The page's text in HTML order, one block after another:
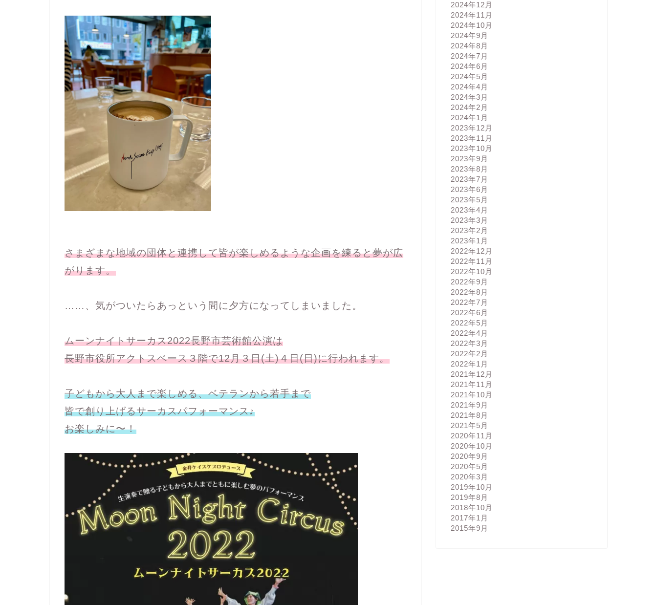
さまざまな地域の団体と連携して皆が楽しめるような企画を練ると夢が広
がります。
……、気がついたらあっという間に夕方になってしまいました。
ムーンナイトサーカス2022長野市芸術館公演は
長野市役所アクトスペース３階で12月３日(土)４日(日)に行われます。
子どもから大人まで楽しめる、ベテランから若手まで
皆で創り上げるサーカスパフォーマンス♪
お楽しみに〜！
2024年12月
2024年11月
2024年10月
2024年9月
2024年8月
2024年7月
2024年6月
2024年5月
2024年4月
2024年3月
2024年2月
2024年1月
2023年12月
2023年11月
2023年10月
2023年9月
2023年8月
2023年7月
2023年6月
2023年5月
2023年4月
2023年3月
2023年2月
2023年1月
2022年12月
2022年11月
2022年10月
2022年9月
2022年8月
2022年7月
2022年6月
2022年5月
2022年4月
2022年3月
2022年2月
2022年1月
2021年12月
2021年11月
2021年10月
2021年9月
2021年8月
2021年5月
2020年11月
2020年10月
2020年9月
2020年5月
2020年3月
2019年10月
2019年8月
2018年10月
2017年1月
2015年9月